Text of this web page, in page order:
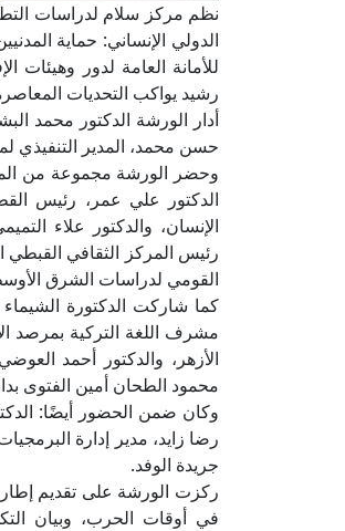
نظم مركز سلام لدراسات
الدولي الإنساني: حماية
للأمانة العامة لدور وهيئات
رشيد يواكب التحديات
أدار الورشة الدكتور محمد
حسن محمد، المدير التنفيذي
وحضر الورشة مجموعة من
الدكتور علي عمر، رئيس
الإنسان، والدكتور علاء
رئيس المركز الثقافي القبطي
القومي لدراسات الشرق
كما شاركت الدكتورة
مشرف اللغة التركية بمرصد
الأزهر، والدكتور أحمد
محمود الطحان أمين الفتوى
وكان ضمن الحضور أيضًا:
رضا زايد، مدير إدارة
جريدة الوفد.
ركزت الورشة على تقديم إطار
في أوقات الحرب، وبيان